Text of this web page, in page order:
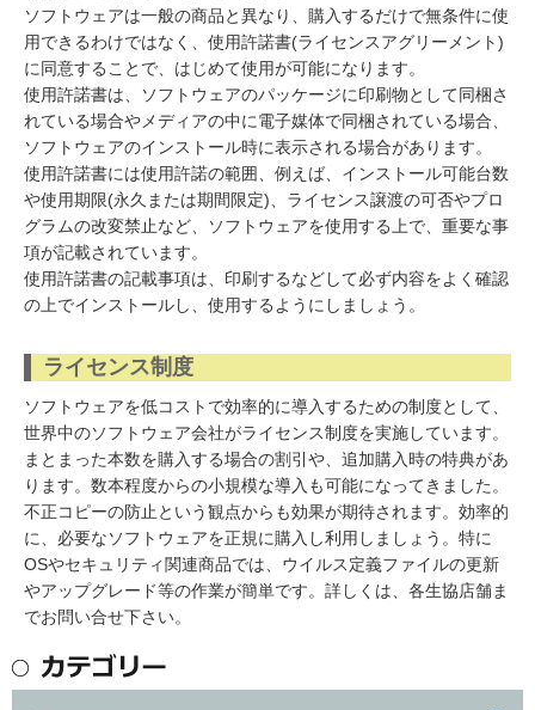
ソフトウェアは一般の商品と異なり、購入するだけで無条件に使
用できるわけではなく、使用許諾書(ライセンスアグリーメント)
に同意することで、はじめて使用が可能になります。
使用許諾書は、ソフトウェアのパッケージに印刷物として同梱さ
れている場合やメディアの中に電子媒体で同梱されている場合、
ソフトウェアのインストール時に表示される場合があります。
使用許諾書には使用許諾の範囲、例えば、インストール可能台数
や使用期限(永久または期間限定)、ライセンス譲渡の可否やプロ
グラムの改変禁止など、ソフトウェアを使用する上で、重要な事
項が記載されています。
使用許諾書の記載事項は、印刷するなどして必ず内容をよく確認
の上でインストールし、使用するようにしましょう。
ライセンス制度
ソフトウェアを低コストで効率的に導入するための制度として、
世界中のソフトウェア会社がライセンス制度を実施しています。
まとまった本数を購入する場合の割引や、追加購入時の特典があ
ります。数本程度からの小規模な導入も可能になってきました。
不正コピーの防止という観点からも効果が期待されます。効率的
に、必要なソフトウェアを正規に購入し利用しましょう。特に
OSやセキュリティ関連商品では、ウイルス定義ファイルの更新
やアップグレード等の作業が簡単です。詳しくは、各生協店舗ま
でお問い合せ下さい。